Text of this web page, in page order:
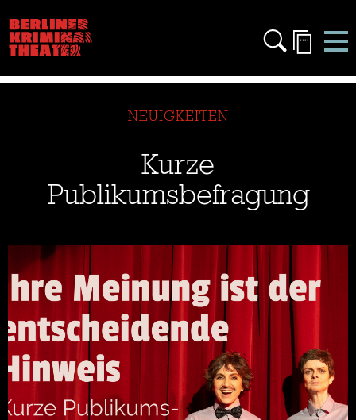
NEUIGKEITEN
Kurze
Publikumsbefragung